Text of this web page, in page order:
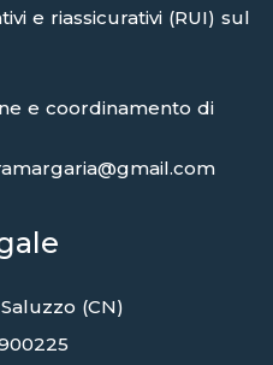
e riassicurativi (RUI) sul
e coordinamento di
(CN)